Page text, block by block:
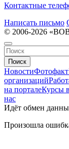
Контактные
Написать письмо
© 2006-2026
Поиск
НовостиФотофакт
организаций
на порталеКурсы
нас
Идёт обмен
Произошла